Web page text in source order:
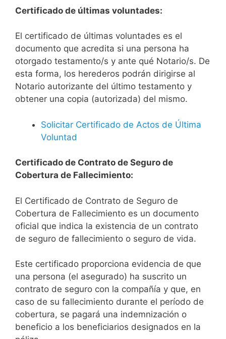
Certificado de últimas voluntades:
El certificado de últimas voluntades es el
documento que acredita si una persona ha
otorgado testamento/s y ante qué Notario/s. De
esta forma, los herederos podrán dirigirse al
Notario autorizante del último testamento y
obtener una copia (autorizada) del mismo.
Solicitar Certificado de Actos de Última
Voluntad
Certificado de Contrato de Seguro de
Cobertura de Fallecimiento:
El Certificado de Contrato de Seguro de
Cobertura de Fallecimiento es un documento
oficial que indica la existencia de un contrato
de seguro de fallecimiento o seguro de vida.
Este certificado proporciona evidencia de que
una persona (el asegurado) ha suscrito un
contrato de seguro con la compañía y que, en
caso de su fallecimiento durante el período de
cobertura, se pagará una indemnización o
beneficio a los beneficiarios designados en la